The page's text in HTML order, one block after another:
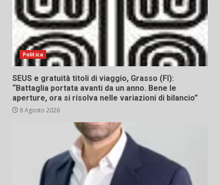
Politica
SEUS e gratuità titoli di viaggio, Grasso (FI):
“Battaglia portata avanti da un anno. Bene le
aperture, ora si risolva nelle variazioni di bilancio”
8 Agosto 2026